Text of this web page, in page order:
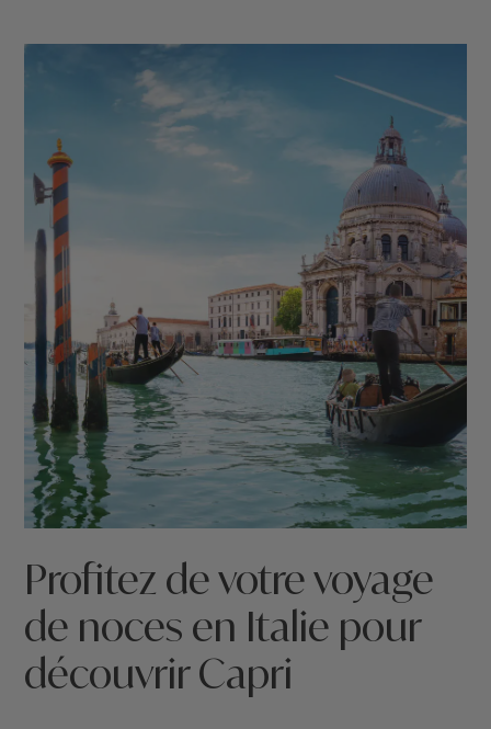
Profitez de votre voyage
de noces en Italie pour
découvrir Capri